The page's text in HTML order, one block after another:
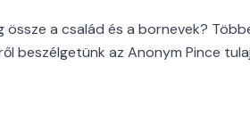
össze a család és a bornevek?
beszélgetünk az Anonym Pince